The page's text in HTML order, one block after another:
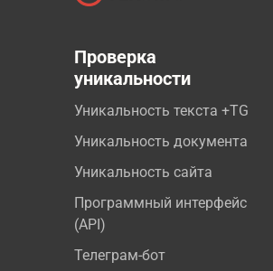
Проверка
уникальности
Уникальность текста +TG
Уникальность документа
Уникальность сайта
Программный интерфейс
(API)
Телеграм-бот